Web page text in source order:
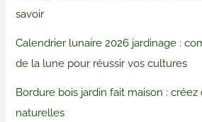
savoir
Calendrier lunaire 2026 jardinage :
de la lune pour réussir vos cultures
Bordure bois jardin fait maison :
naturelles